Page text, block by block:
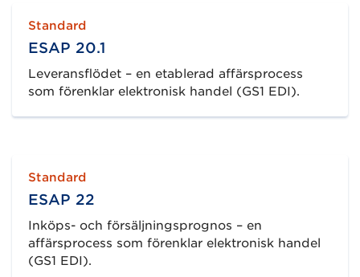
Standard
ESAP 20.1
Leveransflödet – en etablerad affärsprocess
som förenklar elektronisk handel (GS1 EDI).
Standard
ESAP 22
Inköps- och försäljningsprognos – en
affärsprocess som förenklar elektronisk handel
(GS1 EDI).